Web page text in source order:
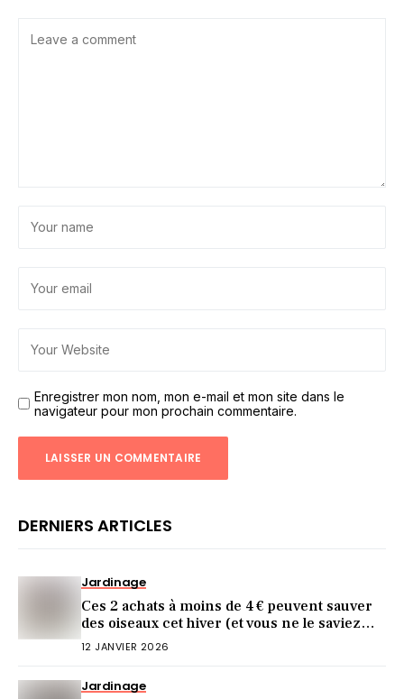
Enregistrer mon nom, mon e-mail et mon site dans le
navigateur pour mon prochain commentaire.
DERNIERS ARTICLES
Jardinage
Ces 2 achats à moins de 4 € peuvent sauver
des oiseaux cet hiver (et vous ne le saviez
pas)
12 JANVIER 2026
Jardinage